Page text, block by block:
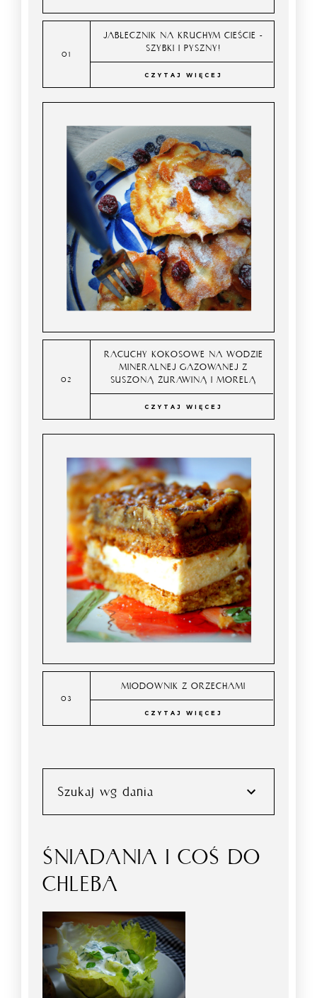
JABŁECZNIK NA KRUCHYM CIEŚCIE -
SZYBKI I PYSZNY!
CZYTAJ WIĘCEJ
RACUCHY KOKOSOWE NA WODZIE
MINERALNEJ GAZOWANEJ Z
SUSZONĄ ŻURAWINĄ I MORELĄ
CZYTAJ WIĘCEJ
MIODOWNIK Z ORZECHAMI
CZYTAJ WIĘCEJ
Szukaj wg dania
ŚNIADANIA I COŚ DO
CHLEBA